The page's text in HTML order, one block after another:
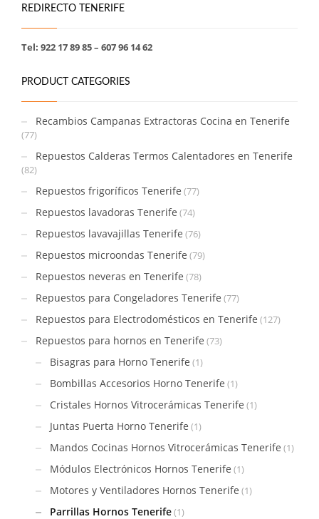
REDIRECTO TENERIFE
Tel: 922 17 89 85 – 607 96 14 62
PRODUCT CATEGORIES
Recambios Campanas Extractoras Cocina en Tenerife
(77)
Repuestos Calderas Termos Calentadores en Tenerife
(82)
Repuestos frigoríficos Tenerife (77)
Repuestos lavadoras Tenerife (74)
Repuestos lavavajillas Tenerife (76)
Repuestos microondas Tenerife (79)
Repuestos neveras en Tenerife (78)
Repuestos para Congeladores Tenerife (77)
Repuestos para Electrodomésticos en Tenerife (127)
Repuestos para hornos en Tenerife (73)
Bisagras para Horno Tenerife (1)
Bombillas Accesorios Horno Tenerife (1)
Cristales Hornos Vitrocerámicas Tenerife (1)
Juntas Puerta Horno Tenerife (1)
Mandos Cocinas Hornos Vitrocerámicas Tenerife (1)
Módulos Electrónicos Hornos Tenerife (1)
Motores y Ventiladores Hornos Tenerife (1)
Parrillas Hornos Tenerife(1)